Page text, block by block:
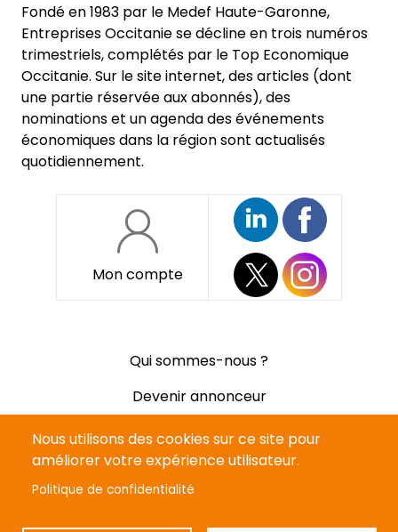
Nous utilisons des cookies sur ce site pour
améliorer votre expérience utilisateur.
Politique de confidentialité
Fondé en 1983 par le Medef Haute-Garonne,
Entreprises Occitanie se décline en trois numéros
trimestriels, complétés par le Top Economique
Occitanie. Sur le site internet, des articles (dont
une partie réservée aux abonnés), des
nominations et un agenda des événements
économiques dans la région sont actualisés
quotidiennement.
Mon compte
Qui sommes-nous ?
Devenir annonceur
Mentions légales
Politique de confidentialité